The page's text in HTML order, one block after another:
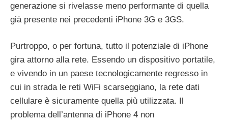
generazione si rivelasse meno performante di quella
già presente nei precedenti iPhone 3G e 3GS.
Purtroppo, o per fortuna, tutto il potenziale di iPhone
gira attorno alla rete. Essendo un dispositivo portatile,
e vivendo in un paese tecnologicamente regresso in
cui in strada le reti WiFi scarseggiano, la rete dati
cellulare è sicuramente quella più utilizzata. Il
problema dell’antenna di iPhone 4 non